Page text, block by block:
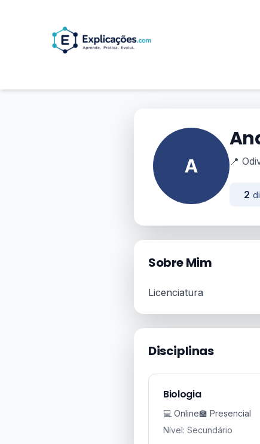
A 📍
2
Sobre Mim
Licenciatura
Disciplinas
Biologia
💻 Online🏫 Presencial
Nível: Secundário